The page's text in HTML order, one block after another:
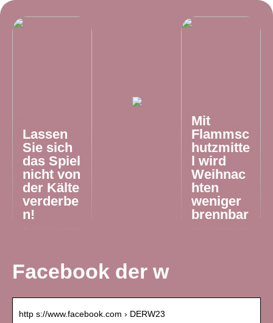
Lassen
Sie sich
das Spiel
nicht von
der Kälte
verderbe
n!
Mit
Flammsc
hutzmitte
l wird
Weihnac
hten
weniger
brennbar
Facebook der w
http s://www.facebook.com › DERW23